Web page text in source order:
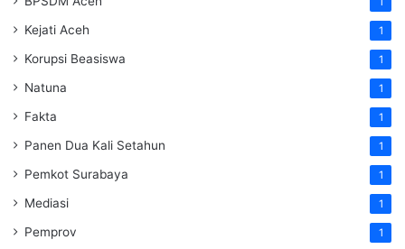
Kejati Aceh 1
Korupsi Beasiswa 1
Natuna 1
Fakta 1
Panen Dua Kali Setahun 1
Pemkot Surabaya 1
Mediasi 1
Pemprov 1